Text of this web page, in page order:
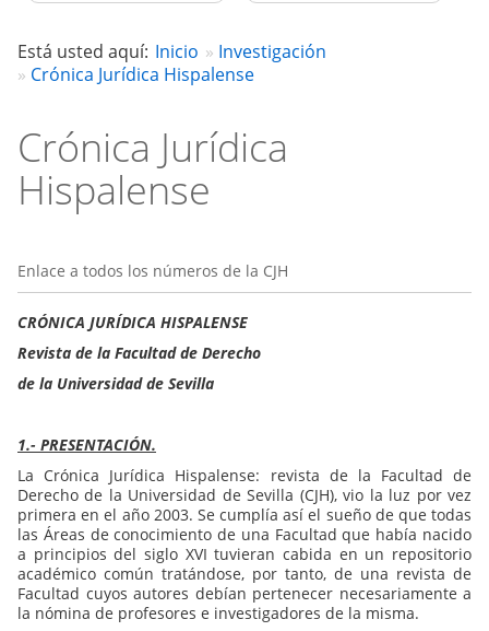
Está usted aquí: Inicio
Investigación
Crónica Jurídica Hispalense
Crónica Jurídica
Hispalense
Enlace a todos los números de la CJH
CRÓNICA JURÍDICA HISPALENSE
Revista de la Facultad de Derecho
de la Universidad de Sevilla
1.- PRESENTACIÓN.
La Crónica Jurídica Hispalense: revista de la Facultad de
Derecho de la Universidad de Sevilla (CJH), vio la luz por vez
primera en el año 2003. Se cumplía así el sueño de que todas
las Áreas de conocimiento de una Facultad que había nacido
a principios del siglo XVI tuvieran cabida en un repositorio
académico común tratándose, por tanto, de una revista de
Facultad cuyos autores debían pertenecer necesariamente a
la nómina de profesores e investigadores de la misma.